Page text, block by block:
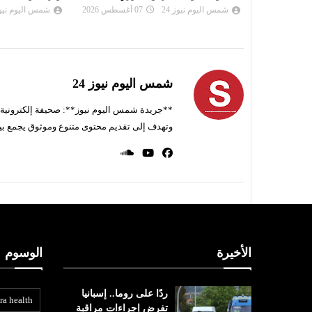
شمس اليوم نيوز 24 07 أغسطس 2026 شمس اليوم نيوز
شمس اليوم نيوز 24
**جريدة شمس اليوم نيوز**: صحيفة إلكترونية
وتهدف إلى تقديم محتوى متنوع وموثوق يجمع
الأخيرة
ردًا على روما.. إسبانيا
تفرض إجراءات مراقبة
الوسوم
health